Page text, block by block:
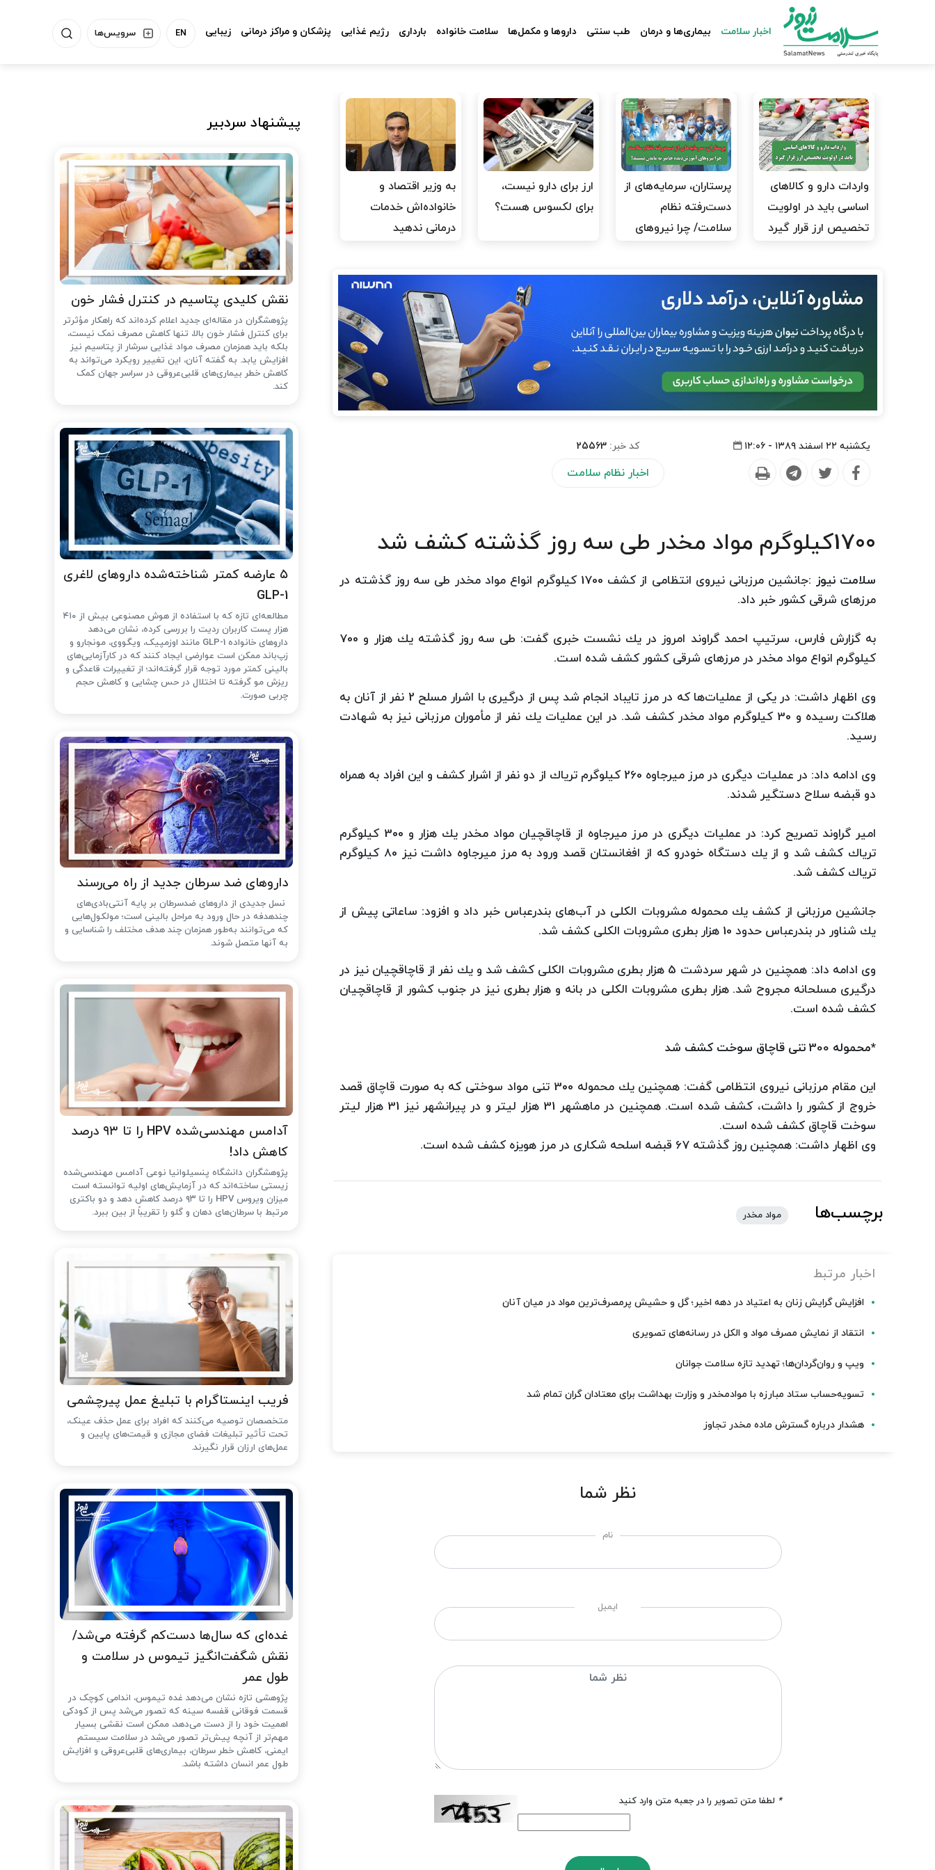
سرویس‌ها EN اخبار سلامت بیماری‌ها و درمان طب سنتی داروها و مکمل‌ها سلامت خانواده بارداری رژیم غذایی پزشکان و مراکز درمانی زیبایی
واردات دارو و کالاهای
اساسی باید در اولویت
تخصیص ارز قرار گیرد
پرستاران، سرمایه‌های از
دست‌رفته نظام
سلامت/ چرا نیروهای
ارز برای دارو نیست،
برای لکسوس هست؟
به وزیر اقتصاد و
خانواده‌اش خدمات
درمانی ندهید
یکشنبه ۲۲ اسفند ۱۳۸۹ - ۱۲:۰۶ کد خبر: 25563
اخبار نظام سلامت
1700كیلوگرم مواد مخدر طی سه روز گذشته كشف شد
سلامت نیوز :
جانشین مرزبانی نیروی انتظامی از كشف 1700 كیلوگرم انواع مواد مخدر طی سه روز گذشته در
مرزهای شرقی كشور خبر داد.
به گزارش فارس، سرتیپ احمد گراوند امروز در یك نشست خبری گفت: طی سه روز گذشته یك هزار و 700
كیلوگرم انواع مواد مخدر در مرزهای شرقی كشور كشف شده است.
وی اظهار داشت: در یكی از عملیا‌ت‌ها كه در مرز تایباد انجام شد پس از درگیری با اشرار مسلح 2 نفر از آنان به
هلاكت رسیده و 30 كیلوگرم مواد مخدر كشف شد. در این عملیات یك نفر از مأموران مرزبانی نیز به شهادت
رسید.
وی ادامه داد: در عملیات دیگری در مرز میرجاوه 260 كیلوگرم تریاك از دو نفر از اشرار كشف و این افراد به همراه
دو قبضه سلاح دستگیر شدند.
امیر گراوند تصریح كرد: در عملیات دیگری در مرز میرجاوه از قاچاقچیان مواد مخدر یك هزار و 300 كیلوگرم
تریاك كشف شد و از یك دستگاه خودرو كه از افغانستان قصد ورود به مرز میرجاوه داشت نیز 80 كیلوگرم
تریاك كشف شد.
جانشین مرزبانی از كشف یك محموله مشروبات الكلی در آب‌های بندرعباس خبر داد و افزود: ساعاتی پیش از
یك شناور در بندرعباس حدود 10 هزار بطری مشروبات الكلی كشف شد.
وی ادامه داد: همچنین در شهر سردشت 5 هزار بطری مشروبات الكلی كشف شد و یك نفر از قاچاقچیان نیز در
درگیری مسلحانه مجروح شد. هزار بطری مشروبات الكلی در بانه و هزار بطری نیز در جنوب كشور از قاچاقچیان
كشف شده است.
*محموله 300 تنی قاچاق سوخت كشف شد
این مقام مرزبانی نیروی انتظامی گفت: همچنین یك محموله 300 تنی مواد سوختی كه به صورت قاچاق قصد
خروج از كشور را داشت، كشف شده است. همچنین در ماهشهر 31 هزار لیتر و در پیرانشهر نیز 31 هزار لیتر
سوخت قاچاق كشف شده است.
وی اظهار داشت: همچنین روز گذشته 67 قبضه اسلحه شكاری در مرز هویزه كشف شده است.
برچسب‌ها مواد مخدر
اخبار مرتبط
افزایش گرایش زنان به اعتیاد در دهه اخیر؛ گل و حشیش پرمصرف‌ترین مواد در میان آنان
انتقاد از نمایش مصرف مواد و الکل در رسانه‌های تصویری
ویپ و روان‌گردان‌ها؛ تهدید تازه سلامت جوانان
تسویه‌حساب ستاد مبارزه با موادمخدر و وزارت بهداشت برای معتادان گران تمام شد
هشدار درباره گسترش ماده مخدر تجاوز
نظر شما
نام
ایمیل
* لطفا متن تصویر را در جعبه متن وارد کنید
پیشنهاد سردبیر
نقش کلیدی پتاسیم در کنترل فشار خون
پژوهشگران در مقاله‌ای جدید اعلام کرده‌اند که راهکار مؤثرتر
برای کنترل فشار خون بالا، تنها کاهش مصرف نمک نیست،
بلکه باید همزمان مصرف مواد غذایی سرشار از پتاسیم نیز
افزایش یابد. به گفته آنان، این تغییر رویکرد می‌تواند به
کاهش خطر بیماری‌های قلبی‌عروقی در سراسر جهان کمک
کند.
۵ عارضه کمتر شناخته‌شده داروهای لاغری
GLP-1
مطالعه‌ای تازه که با استفاده از هوش مصنوعی بیش از ۴۱۰
هزار پست کاربران ردیت را بررسی کرده، نشان می‌دهد
داروهای خانواده GLP-1 مانند اوزمپیک، ویگووی، مونجارو و
زپ‌باند ممکن است عوارضی ایجاد کنند که در کارآزمایی‌های
بالینی کمتر مورد توجه قرار گرفته‌اند؛ از تغییرات قاعدگی و
ریزش مو گرفته تا اختلال در حس چشایی و کاهش حجم
چربی صورت.
داروهای ضد سرطان جدید از راه می‌رسند
نسل جدیدی از داروهای ضدسرطان بر پایه آنتی‌بادی‌های
چندهدفه در حال ورود به مراحل بالینی است؛ مولکول‌هایی
که می‌توانند به‌طور همزمان چند هدف مختلف را شناسایی و
به آنها متصل شوند.
آدامس مهندسی‌شده‌ HPV را تا ۹۳ درصد
کاهش داد!
پژوهشگران دانشگاه پنسیلوانیا نوعی آدامس مهندسی‌شده
زیستی ساخته‌اند که در آزمایش‌های اولیه توانسته است
میزان ویروس HPV را تا ۹۳ درصد کاهش دهد و دو باکتری
مرتبط با سرطان‌های دهان و گلو را تقریباً از بین ببرد.
فریب اینستاگرام با تبلیغ عمل پیرچشمی
متخصصان توصیه می‌کنند که افراد برای عمل حذف عینک،
تحت تأثیر تبلیغات فضای مجازی و قیمت‌های پایین و
عمل‌های ارزان قرار نگیرند.
غده‌ای که سال‌ها دست‌کم گرفته می‌شد/
نقش شگفت‌انگیز تیموس در سلامت و
طول عمر
پژوهشی تازه نشان می‌دهد غده تیموس، اندامی کوچک در
قسمت فوقانی قفسه سینه که تصور می‌شد پس از کودکی
اهمیت خود را از دست می‌دهد، ممکن است نقشی بسیار
مهم‌تر از آنچه پیش‌تر تصور می‌شد در سلامت سیستم
ایمنی، کاهش خطر سرطان، بیماری‌های قلبی‌عروقی و افزایش
طول عمر انسان داشته باشد.